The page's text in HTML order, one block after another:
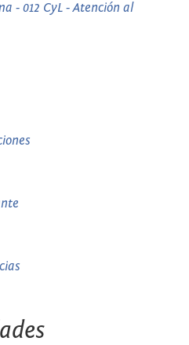
- 012 CyL - Atención al